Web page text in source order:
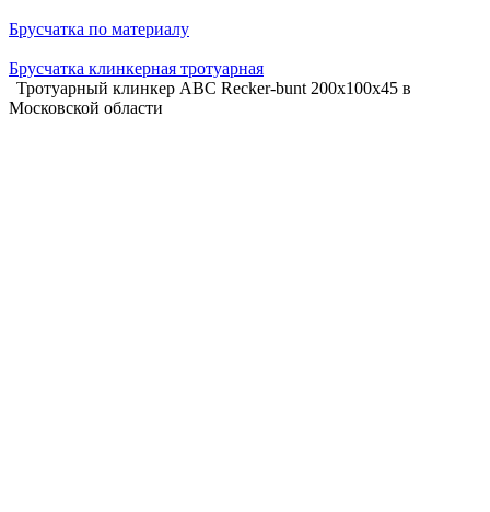
Брусчатка по материалу
Брусчатка клинкерная тротуарная
Тротуарный клинкер АВС Recker-bunt 200х100х45 в
Московской области